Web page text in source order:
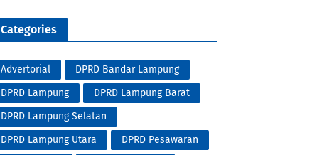
Categories
Advertorial
DPRD Bandar Lampung
DPRD Lampung
DPRD Lampung Barat
DPRD Lampung Selatan
DPRD Lampung Utara
DPRD Pesawaran